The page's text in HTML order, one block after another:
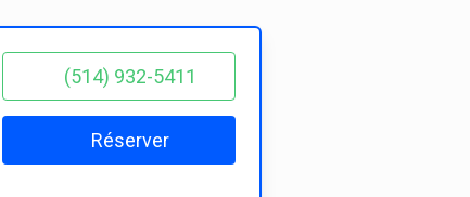
(514) 932-5411
Réserver